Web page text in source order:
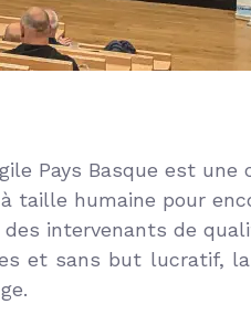
Pays Basque est
taille humaine pour
des intervenants de
et sans but lucratif,